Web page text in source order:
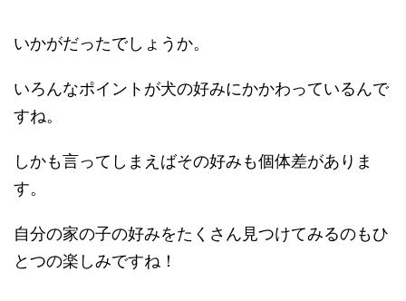
いかがだったでしょうか。
いろんなポイントが犬の好みにかかわっているんで
すね。
しかも言ってしまえばその好みも個体差がありま
す。
自分の家の子の好みをたくさん見つけてみるのもひ
とつの楽しみですね！